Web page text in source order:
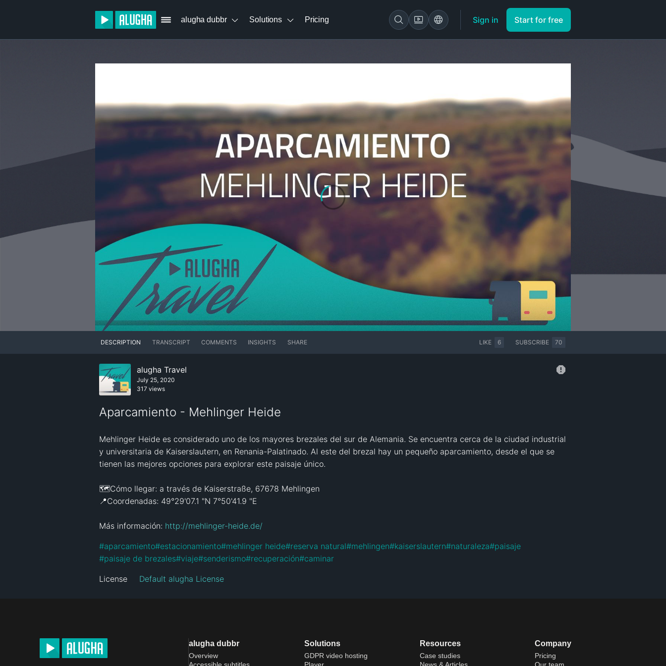
alugha dubbr Solutions Pricing Sign in Start for free
DESCRIPTION TRANSCRIPT COMMENTS INSIGHTS SHARE LIKE 6 SUBSCRIBE 70
alugha Travel
July 25, 2020
317 views
Aparcamiento - Mehlinger Heide
Mehlinger Heide es considerado uno de los mayores brezales del sur de Alemania. Se encuentra cerca de la ciudad industrial
y universitaria de Kaiserslautern, en Renania-Palatinado. Al este del brezal hay un pequeño aparcamiento, desde el que se
tienen las mejores opciones para explorar este paisaje único.
🗺️Cómo llegar: a través de Kaiserstraße, 67678 Mehlingen
📍Coordenadas: 49°29'07.1 "N 7°50'41.9 "E
Más información: http://mehlinger-heide.de/
#aparcamiento#estacionamiento#mehlinger heide#reserva natural#mehlingen#kaiserslautern#naturaleza#paisaje
#paisaje de brezales#viaje#senderismo#recuperación#caminar
License Default alugha License
alugha dubbr
Overview
Accessible subtitles
Solutions
GDPR video hosting
Player
Resources
Case studies
News & Articles
Company
Pricing
Our team